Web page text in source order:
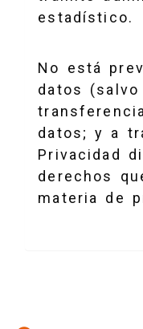
estadístico.
No está
datos
datos; y a
Privacidad
derechos
materia de